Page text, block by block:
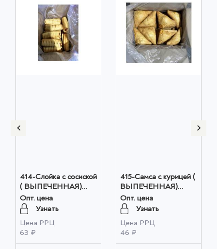
414-Слойка с сосиской
( ВЫПЕЧЕННАЯ)
(28*0,104кг) оптом
Опт. цена
Узнать
Цена РРЦ
63 ₽
415-Самса с курицей (
ВЫПЕЧЕННАЯ)
(24*0,100кг) оптом
Опт. цена
Узнать
Цена РРЦ
46 ₽